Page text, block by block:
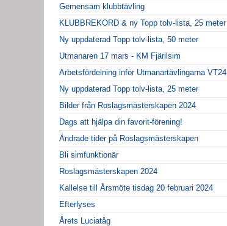
Gemensam klubbtävling
KLUBBREKORD & ny Topp tolv-lista, 25 meter
Ny uppdaterad Topp tolv-lista, 50 meter
Utmanaren 17 mars - KM Fjärilsim
Arbetsfördelning inför Utmanartävlingarna VT24
Ny uppdaterad Topp tolv-lista, 25 meter
Bilder från Roslagsmästerskapen 2024
Dags att hjälpa din favorit-förening!
Ändrade tider på Roslagsmästerskapen
Bli simfunktionär
Roslagsmästerskapen 2024
Kallelse till Årsmöte tisdag 20 februari 2024
Efterlyses
Årets Luciatåg